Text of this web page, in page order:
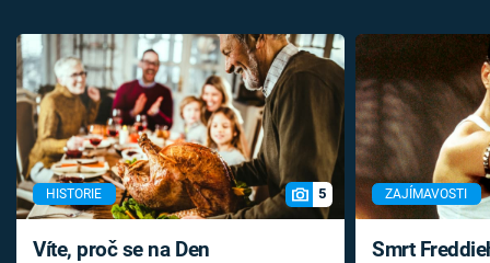
HISTORIE 5
Víte, proč se na Den
ZAJÍMAVOSTI
Smrt